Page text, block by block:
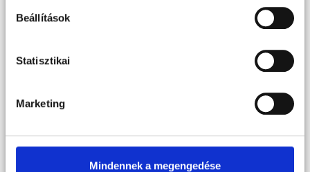
Beállítások
Statisztikai
Marketing
Mindennek a megengedése